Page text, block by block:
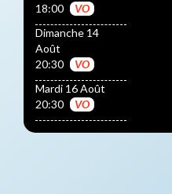
18:00
VO
Dimanche 14
Août
20:30
VO
Mardi 16 Août
20:30
VO